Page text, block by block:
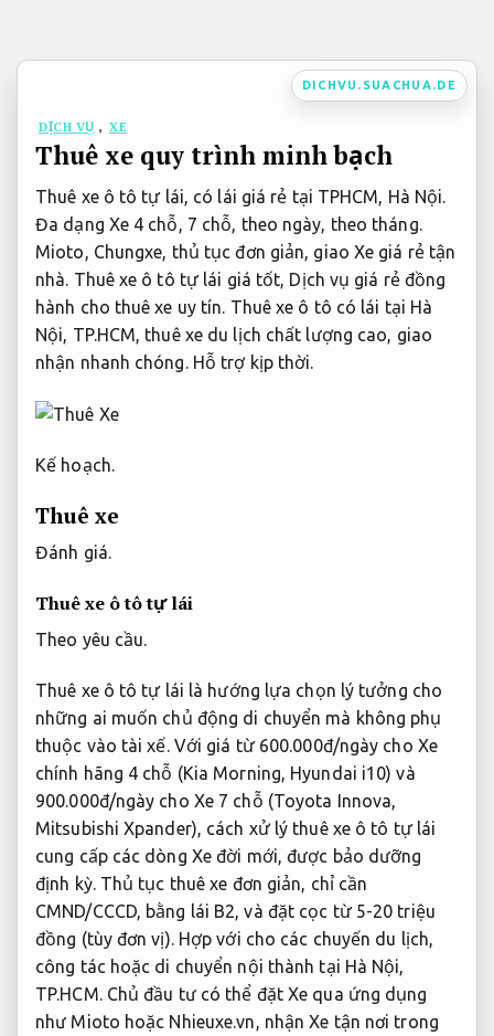
nội
DICHVU.SUACHUA.DE
DỊCH VỤ , XE
Thuê xe quy trình minh bạch
Thuê xe ô tô tự lái, có lái giá rẻ tại TPHCM, Hà Nội.
Đa dạng Xe 4 chỗ, 7 chỗ, theo ngày, theo tháng.
Mioto, Chungxe, thủ tục đơn giản, giao Xe giá rẻ tận
nhà. Thuê xe ô tô tự lái giá tốt, Dịch vụ giá rẻ đồng
hành cho thuê xe uy tín. Thuê xe ô tô có lái tại Hà
Nội, TP.HCM, thuê xe du lịch chất lượng cao, giao
nhận nhanh chóng. Hỗ trợ kịp thời.
Kế hoạch.
Thuê xe
Đánh giá.
Thuê xe ô tô tự lái
Theo yêu cầu.
Thuê xe ô tô tự lái là hướng lựa chọn lý tưởng cho
những ai muốn chủ động di chuyển mà không phụ
thuộc vào tài xế. Với giá từ 600.000đ/ngày cho Xe
chính hãng 4 chỗ (Kia Morning, Hyundai i10) và
900.000đ/ngày cho Xe 7 chỗ (Toyota Innova,
Mitsubishi Xpander), cách xử lý thuê xe ô tô tự lái
cung cấp các dòng Xe đời mới, được bảo dưỡng
định kỳ. Thủ tục thuê xe đơn giản, chỉ cần
CMND/CCCD, bằng lái B2, và đặt cọc từ 5-20 triệu
đồng (tùy đơn vị). Hợp với cho các chuyến du lịch,
công tác hoặc di chuyển nội thành tại Hà Nội,
TP.HCM. Chủ đầu tư có thể đặt Xe qua ứng dụng
như Mioto hoặc Nhieuxe.vn, nhận Xe tận nơi trong